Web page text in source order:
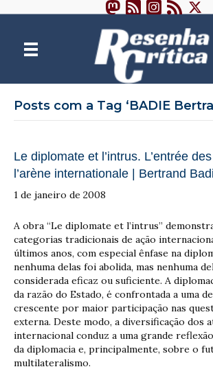
Posts com a Tag ‘BADIE
Le diplomate et l’intrus. L’entrée
l’arène internationale | Bertrand
1 de janeiro de 2008
A obra “Le diplomate et l’intrus”
categorias tradicionais de ação
últimos anos, com especial ênfase na
nenhuma delas foi abolida, mas nenhuma
considerada eficaz ou suficiente. A
da razão do Estado, é confrontada a uma
crescente por maior participação nas
externa. Deste modo, a diversificação dos
internacional conduz a uma grande
da diplomacia e, principalmente, sobre o
multilateralismo.